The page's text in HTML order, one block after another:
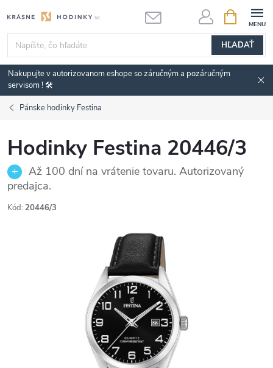
na
obsah
HĽADAŤ
KOŠÍK
Nakupujte v autorizovanom eshope so záručným a pozáručným
servisom ! 🛠️
Pánske hodinky Festina
Hodinky Festina 20446/3
Až 100 dní na vrátenie tovaru. Autorizovaný
predajca.
Kód: 20446/3